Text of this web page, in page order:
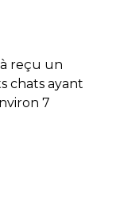
reçu un
chats ayant
7